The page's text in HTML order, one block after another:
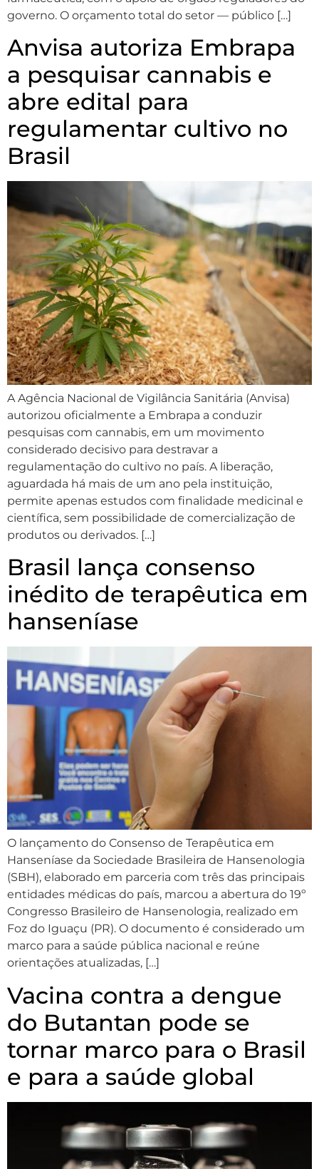
governo. O orçamento total do setor — público […]
Anvisa autoriza Embrapa
a pesquisar cannabis e
abre edital para
regulamentar cultivo no
Brasil
A Agência Nacional de Vigilância Sanitária (Anvisa)
autorizou oficialmente a Embrapa a conduzir
pesquisas com cannabis, em um movimento
considerado decisivo para destravar a
regulamentação do cultivo no país. A liberação,
aguardada há mais de um ano pela instituição,
permite apenas estudos com finalidade medicinal e
científica, sem possibilidade de comercialização de
produtos ou derivados. […]
Brasil lança consenso
inédito de terapêutica em
hanseníase
O lançamento do Consenso de Terapêutica em
Hanseníase da Sociedade Brasileira de Hansenologia
(SBH), elaborado em parceria com três das principais
entidades médicas do país, marcou a abertura do 19º
Congresso Brasileiro de Hansenologia, realizado em
Foz do Iguaçu (PR). O documento é considerado um
marco para a saúde pública nacional e reúne
orientações atualizadas, […]
Vacina contra a dengue
do Butantan pode se
tornar marco para o Brasil
e para a saúde global